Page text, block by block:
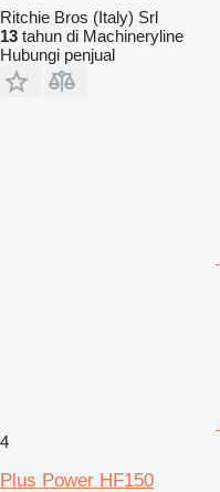
Ritchie Bros (Italy) Srl
13 tahun di Machineryline
Hubungi penjual
4
Plus Power HF150